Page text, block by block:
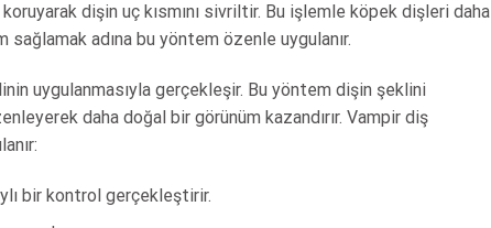
dişin uç kısmını sivriltir. Bu işlemle köpek dişleri daha
adına bu yöntem özenle uygulanır.
uygulanmasıyla gerçekleşir. Bu yöntem dişin şeklini
daha doğal bir görünüm kazandırır. Vampir diş
bir kontrol gerçekleştirir.